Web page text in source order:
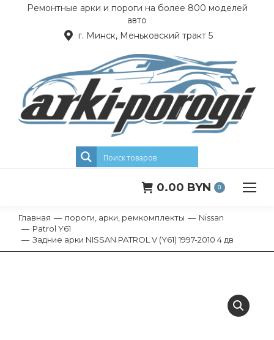
Ремонтные арки и пороги на более 800 моделей
авто
г. Минск, Меньковский тракт 5
0.00 BYN 0
Вы здесь:
Главная пороги, арки, ремкомплекты
Nissan
Patrol Y61
Задние арки NISSAN PATROL V (Y61) 1997-2010 4 дв